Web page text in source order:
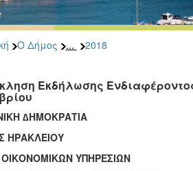
Ο Δήμος ... 2018
Εκδήλωσης
∆ΗΜΟΚΡΑΤΙΑ
ΗΡΑΚΛΕΙΟΥ
ΥΠΗΡΕΣΙΩΝ